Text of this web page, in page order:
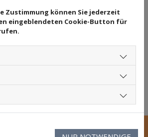
„aRTE Car“ etwas anderes
Service ist nicht nur auf Autos
zu Land und zu Wasser können
Team neu eingerichtet
Wohnmobile, Wohnwagen,
Yachten, Schiffe sowie Luxus- und
Zustimmung können Sie jederzeit
eingeblendeten Cookie-Button für